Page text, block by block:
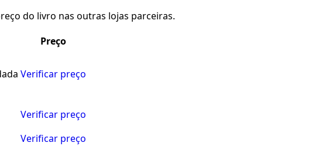
do livro nas outras lojas parceiras.
Preço
Verificar preço
Verificar preço
Verificar preço